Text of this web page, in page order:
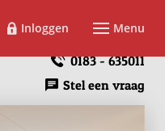
Inloggen Menu
0183 - 635011
Stel een vraag